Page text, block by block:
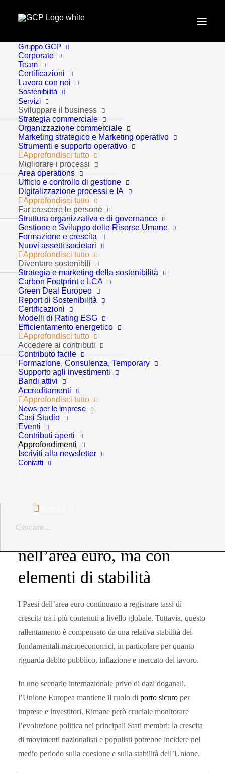
Gruppo GCP
Corporate
Team
Certificazioni
Lavora con noi
Sostenibilità
Servizi
Sviluppare il business
Strategia commerciale
Organizzazione commerciale
Marketing strategico e Marketing operativo
Strumenti e supporto operativo
Approfondisci tutto
Migliorare i processi
Area operations
Ufficio e controllo di gestione
Digitalizzazione processi e IA
Approfondisci tutto
Far crescere le persone
Struttura organizzativa e di governance
Gestione e Sviluppo delle Risorse Umane
Formazione e crescita
Nuovi assetti societari
Approfondisci tutto
Diventare sostenibili
Strategia e marketing della sostenibilità
Carbon Footprint e LCA
Green Deal Europeo
Report di Sostenibilità
Certificazioni
Modelli di Rating ESG
Efficientamento energetico
Approfondisci tutto
Accedere ai contributi
Contributo facile
Formazione, Consulenza, Temporary
Supporto agli investimenti
Bandi attivi
Accreditamenti
Approfondisci tutto
News per le imprese
Casi Studio
Eventi
Contributi aperti
Approfondimenti
Iscriviti alla newsletter
Contatti
Home
Approfondimenti
Trend macroeconomici e settoriali: prove di forza per
l’economia mondiale. 6° Report GCP
Approfondimenti
Trend macroeconomici e
settoriali: prove di forza
per l’economia
mondiale. 6° Report
GCP
I trimestre 2026
Ecco i punti chiave del
6° Reportsui trend
1. Crescita più bassa
nell’area euro, ma con
elementi di stabilità
I Paesi dell’area euro continuano a registrare tassi di
crescita tra i più contenuti a livello globale. Tuttavia, questo
rallentamento è compensato da una relativa stabilità dei
fondamentali macroeconomici, in particolare per quanto
riguarda debito pubblico, inflazione e mercato del lavoro.
In uno scenario internazionale privo di dazi doganali,
l’Unione Europea mantiene il ruolo di porto sicuro per
imprese e investitori. Rimane però cruciale monitorare
l’evoluzione politica nei principali Stati membri: la crescita
di movimenti nazionalisti e populisti potrebbe incidere nel
medio periodo sulla coesione e sulla stabilità dell’Unione.